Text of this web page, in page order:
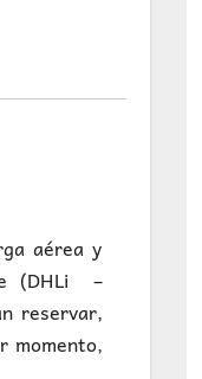
aérea y
(DHLi –
reservar,
momento,